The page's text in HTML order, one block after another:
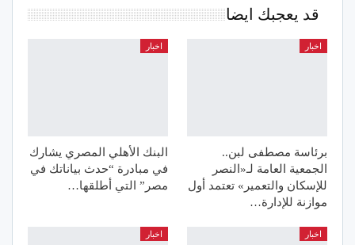
قد يعجبك ايضا
اخبار
برئاسة مصطفى لبن..
الجمعية العامة لـ«النصر
للإسكان والتعمير» تعتمد أول
موازنة للإدارة…
اخبار
البنك الأهلي المصري يشارك
في مبادرة “حدث بياناتك في
مصر” التي أطلقها…
اخبار اخبار